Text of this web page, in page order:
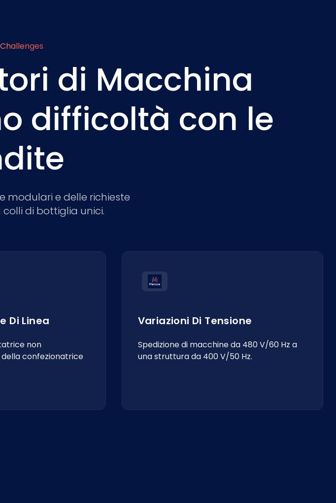
di Macchina
difficoltà con le
modulari e delle richieste
di bottiglia unici.
Di Linea
non
confezionatrice
Variazioni Di Tensione
Spedizione di macchine da 480 V/60 Hz a
una struttura da 400 V/50 Hz.